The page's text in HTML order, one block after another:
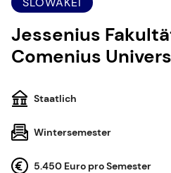
Jessenius
Comenius
Staatlich
Wintersemester
5.450 Euro pro Semester